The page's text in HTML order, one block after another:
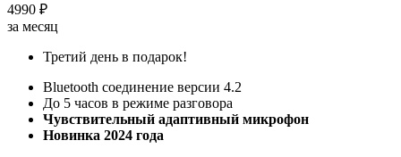
4990 ₽
за месяц
Третий день в подарок!
Bluetooth соединение версии 4.2
До 5 часов в режиме разговора
Чувствительный адаптивный микрофон
Новинка 2024 года